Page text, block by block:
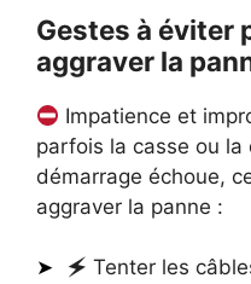
Gestes à éviter
aggraver la
Impatience et
parfois la casse ou
démarrage échoue,
aggraver la panne :
🗲 Tenter les